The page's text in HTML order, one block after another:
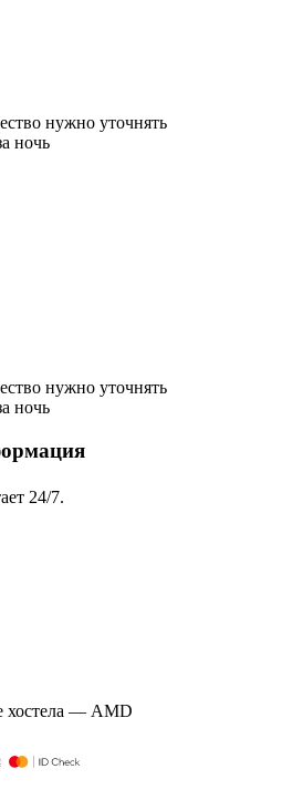
нужно уточнять
ночь
нужно уточнять
ночь
24/7.
хостела — AMD